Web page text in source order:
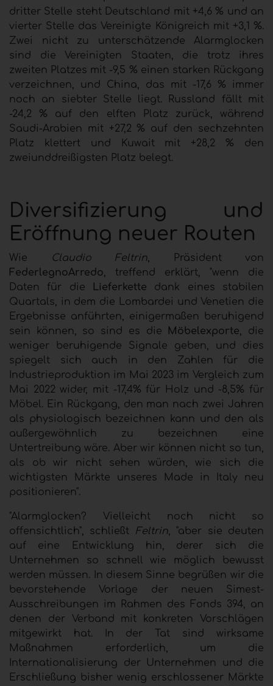
dritter Stelle steht Deutschland mit +4,6 % und an
vierter Stelle das Vereinigte Königreich mit +3,1 %.
Zwei nicht zu unterschätzende Alarmglocken
sind die Vereinigten Staaten, die trotz ihres
zweiten Platzes mit -9,5 % einen starken Rückgang
verzeichnen, und China, das mit -17,6 % immer
noch an siebter Stelle liegt. Russland fällt mit
-24,2 % auf den elften Platz zurück, während
Saudi-Arabien mit +27,2 % auf den sechzehnten
Platz klettert und Kuwait mit +28,2 % den
zweiunddreißigsten Platz belegt.
Diversifizierung und
Eröffnung neuer Routen
Wie Claudio Feltrin, Präsident von
FederlegnoArredo, treffend erklärt, "wenn die
Daten für die
Lieferkette dank eines stabilen
Quartals, in dem die Lombardei und Venetien die
Ergebnisse anführten, einigermaßen beruhigend
sein können, so sind es die
Möbelexporte, die
weniger beruhigende Signale geben, und dies
spiegelt sich auch in den Zahlen für die
Industrieproduktion im Mai 2023 im Vergleich zum
Mai 2022 wider, mit -17,4% für Holz und -8,5% für
Möbel. Ein Rückgang, den man nach zwei Jahren
als physiologisch bezeichnen kann und den als
außergewöhnlich zu bezeichnen eine
Untertreibung wäre. Aber wir können nicht so tun,
als ob wir nicht sehen würden, wie sich die
wichtigsten Märkte unseres Made in Italy neu
positionieren".
"Alarmglocken? Vielleicht noch nicht so
offensichtlich", schließt Feltrin, "aber sie deuten
auf eine Entwicklung hin, derer sich die
Unternehmen so schnell wie möglich bewusst
werden müssen. In diesem Sinne begrüßen wir die
bevorstehende Vorlage der neuen Simest-
Ausschreibungen im Rahmen des Fonds 394, an
denen der Verband mit konkreten Vorschlägen
mitgewirkt hat. In der Tat sind wirksame
Maßnahmen erforderlich, um die
Internationalisierung der Unternehmen und die
Erschließung bisher wenig erschlossener Märkte